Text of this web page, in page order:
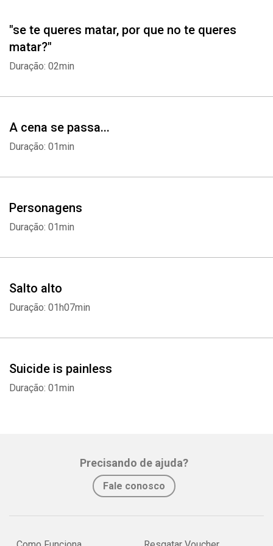
trilhados por cada protagonista, somos levados a refletir sobre a
mente do suicida e sobre os motivos que os levam a isso.
"se te queres matar, por que no te queres
matar?"
Duração: 02min
A cena se passa...
Duração: 01min
Personagens
Duração: 01min
Salto alto
Duração: 01h07min
Suicide is painless
Duração: 01min
Precisando de ajuda?
Fale conosco
Whatsapp